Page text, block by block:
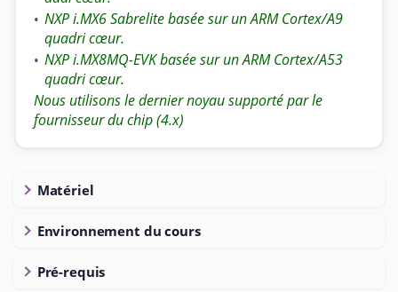
• NXP i.MX6 Sabrelite basée sur un ARM Cortex/A9
quadri cœur.
• NXP i.MX8MQ-EVK basée sur un ARM Cortex/A53
quadri cœur.
Nous utilisons le dernier noyau supporté par le
fournisseur du chip (4.x)
Matériel
Environnement du cours
Pré-requis